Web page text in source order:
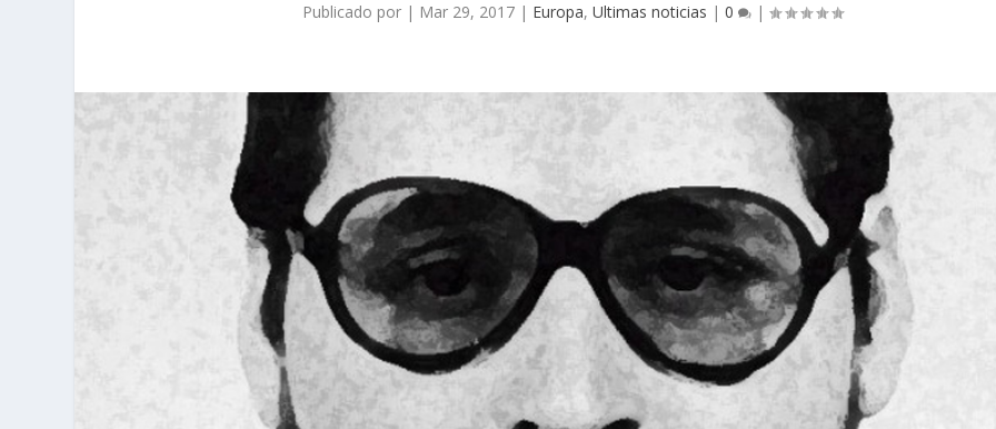
Publicado por | Mar 29, 2017| Europa, Ultimas noticias | 0 |